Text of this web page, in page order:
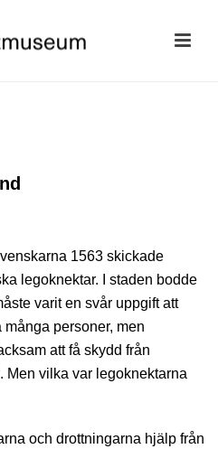
1563 skickade
legoknektar. I staden bodde
varit en svår uppgift att
personer, men
att få skydd från
Men vilka var legoknektarna
och drottningarna hjälp från